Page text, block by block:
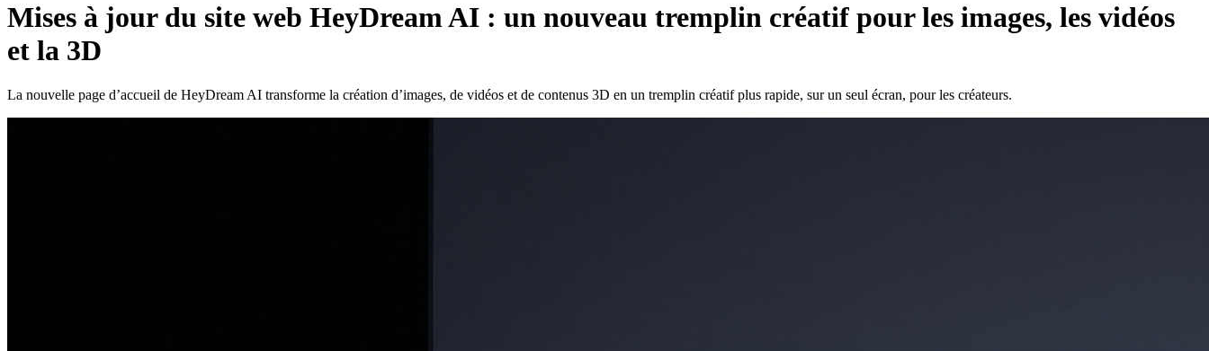
Mises à jour du site web HeyDream AI : un nouveau tremplin créatif pour les images, les vidéos
et la 3D
La nouvelle page d’accueil de HeyDream AI transforme la création d’images, de vidéos et de contenus 3D en un tremplin créatif plus rapide, sur un seul écran, pour les créateurs.